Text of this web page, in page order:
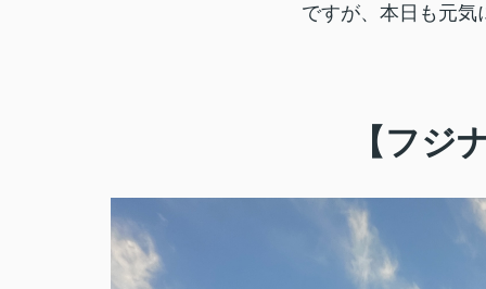
ですが、本日も元気
【フ